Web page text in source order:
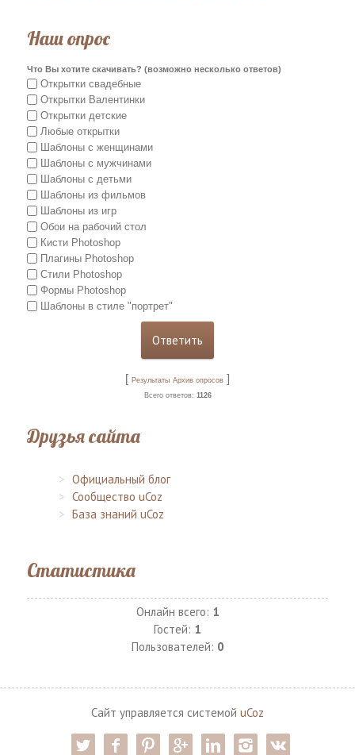
Наш опрос
Что Вы хотите скачивать? (возможно несколько ответов)
Открытки свадебные
Открытки Валентинки
Открытки детские
Любые открытки
Шаблоны с женщинами
Шаблоны с мужчинами
Шаблоны с детьми
Шаблоны из фильмов
Шаблоны из игр
Обои на рабочий стол
Кисти Photoshop
Плагины Photoshop
Стили Photoshop
Формы Photoshop
Шаблоны в стиле "портрет"
[ Результаты Архив опросов ]
Всего ответов: 1126
Друзья сайта
Официальный блог
Сообщество uCoz
База знаний uCoz
Статистика
Онлайн всего: 1
Гостей: 1
Пользователей: 0
Сайт управляется системой uCoz
twitter
facebookpinterestgoogle-pllinkedin instagram